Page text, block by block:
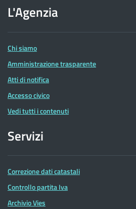
dell'Agenzia
delle
Entrate
L'Agenzia
Chi siamo
Amministrazione trasparente
Atti di notifica
Accesso civico
Vedi tutti i contenuti
Servizi
Correzione dati catastali
Controllo partita Iva
Archivio Vies